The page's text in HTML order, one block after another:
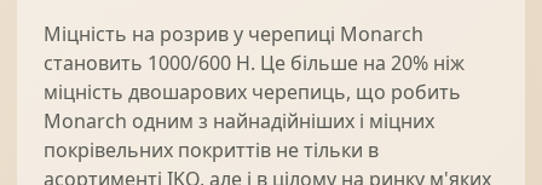
Міцність на розрив у черепиці Monarch
становить 1000/600 Н. Це більше на 20% ніж
міцність двошарових черепиць, що робить
Monarch одним з найнадійніших і міцних
покрівельних покриттів не тільки в
асортименті IKO, але і в цілому на ринку м'яких